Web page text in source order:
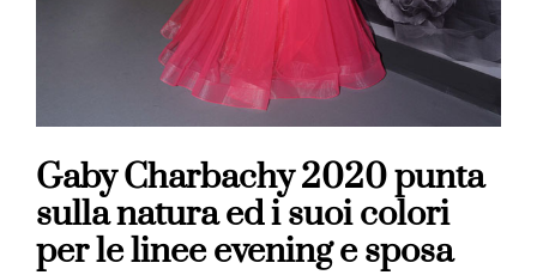
Gaby Charbachy 2020 punta
sulla natura ed i suoi colori
per le linee evening e sposa